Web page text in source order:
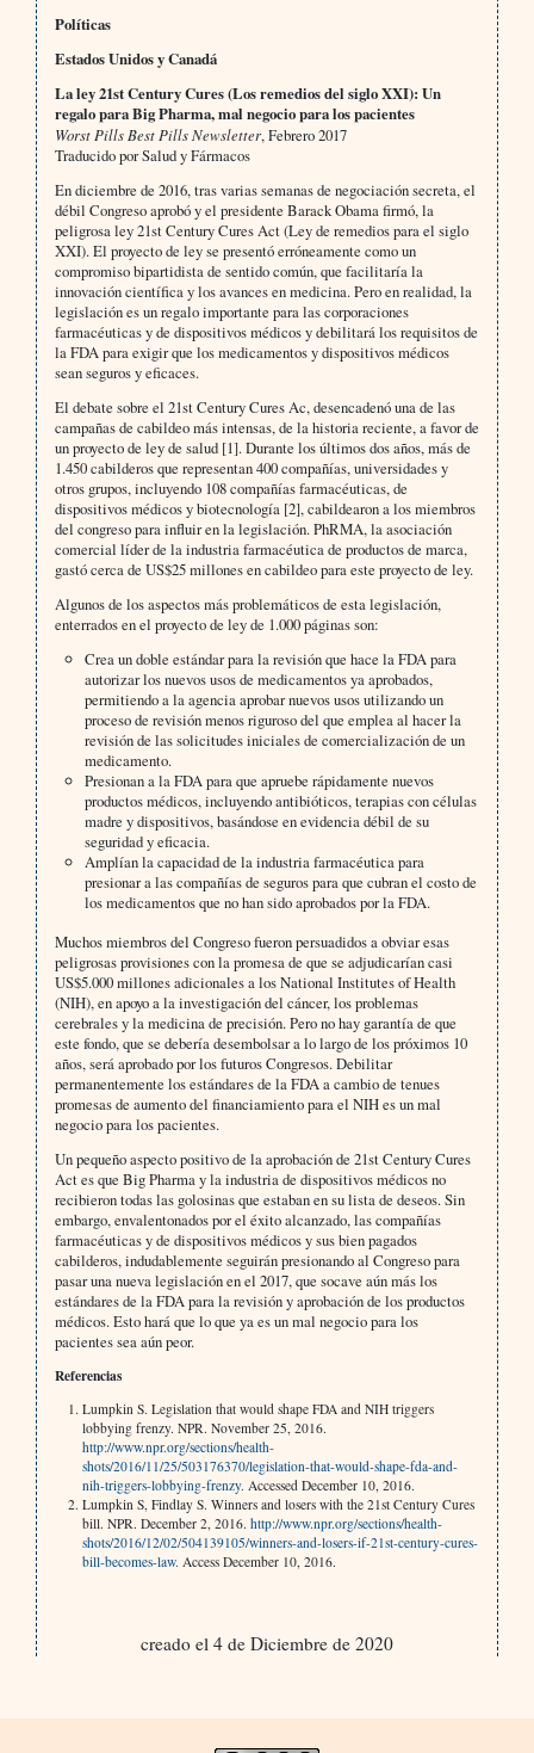
Políticas
Estados Unidos y Canadá
La ley 21st Century Cures (Los remedios del siglo XXI): Un
regalo para Big Pharma, mal negocio para los pacientes
Worst Pills Best Pills Newsletter, Febrero 2017
Traducido por Salud y Fármacos
En diciembre de 2016, tras varias semanas de negociación secreta, el
débil Congreso aprobó y el presidente Barack Obama firmó, la
peligrosa ley 21st Century Cures Act (Ley de remedios para el siglo
XXI). El proyecto de ley se presentó erróneamente como un
compromiso bipartidista de sentido común, que facilitaría la
innovación científica y los avances en medicina. Pero en realidad, la
legislación es un regalo importante para las corporaciones
farmacéuticas y de dispositivos médicos y debilitará los requisitos de
la FDA para exigir que los medicamentos y dispositivos médicos
sean seguros y eficaces.
El debate sobre el 21st Century Cures Ac, desencadenó una de las
campañas de cabildeo más intensas, de la historia reciente, a favor de
un proyecto de ley de salud [1]. Durante los últimos dos años, más de
1.450 cabilderos que representan 400 compañías, universidades y
otros grupos, incluyendo 108 compañías farmacéuticas, de
dispositivos médicos y biotecnología [2], cabildearon a los miembros
del congreso para influir en la legislación. PhRMA, la asociación
comercial líder de la industria farmacéutica de productos de marca,
gastó cerca de US$25 millones en cabildeo para este proyecto de ley.
Algunos de los aspectos más problemáticos de esta legislación,
enterrados en el proyecto de ley de 1.000 páginas son:
Crea un doble estándar para la revisión que hace la FDA para
autorizar los nuevos usos de medicamentos ya aprobados,
permitiendo a la agencia aprobar nuevos usos utilizando un
proceso de revisión menos riguroso del que emplea al hacer la
revisión de las solicitudes iniciales de comercialización de un
medicamento.
Presionan a la FDA para que apruebe rápidamente nuevos
productos médicos, incluyendo antibióticos, terapias con células
madre y dispositivos, basándose en evidencia débil de su
seguridad y eficacia.
Amplían la capacidad de la industria farmacéutica para
presionar a las compañías de seguros para que cubran el costo de
los medicamentos que no han sido aprobados por la FDA.
Muchos miembros del Congreso fueron persuadidos a obviar esas
peligrosas provisiones con la promesa de que se adjudicarían casi
US$5.000 millones adicionales a los National Institutes of Health
(NIH), en apoyo a la investigación del cáncer, los problemas
cerebrales y la medicina de precisión. Pero no hay garantía de que
este fondo, que se debería desembolsar a lo largo de los próximos 10
años, será aprobado por los futuros Congresos. Debilitar
permanentemente los estándares de la FDA a cambio de tenues
promesas de aumento del financiamiento para el NIH es un mal
negocio para los pacientes.
Un pequeño aspecto positivo de la aprobación de 21st Century Cures
Act es que Big Pharma y la industria de dispositivos médicos no
recibieron todas las golosinas que estaban en su lista de deseos. Sin
embargo, envalentonados por el éxito alcanzado, las compañías
farmacéuticas y de dispositivos médicos y sus bien pagados
cabilderos, indudablemente seguirán presionando al Congreso para
pasar una nueva legislación en el 2017, que socave aún más los
estándares de la FDA para la revisión y aprobación de los productos
médicos. Esto hará que lo que ya es un mal negocio para los
pacientes sea aún peor.
Referencias
Lumpkin S. Legislation that would shape FDA and NIH triggers
lobbying frenzy. NPR. November 25, 2016.
http://www.npr.org/sections/health-
shots/2016/11/25/503176370/legislation-that-would-shape-fda-and-
nih-triggers-lobbying-frenzy. Accessed December 10, 2016.
Lumpkin S, Findlay S. Winners and losers with the 21st Century Cures
bill. NPR. December 2, 2016. http://www.npr.org/sections/health-
shots/2016/12/02/504139105/winners-and-losers-if-21st-century-cures-
bill-becomes-law. Access December 10, 2016.
creado el 4 de Diciembre de 2020